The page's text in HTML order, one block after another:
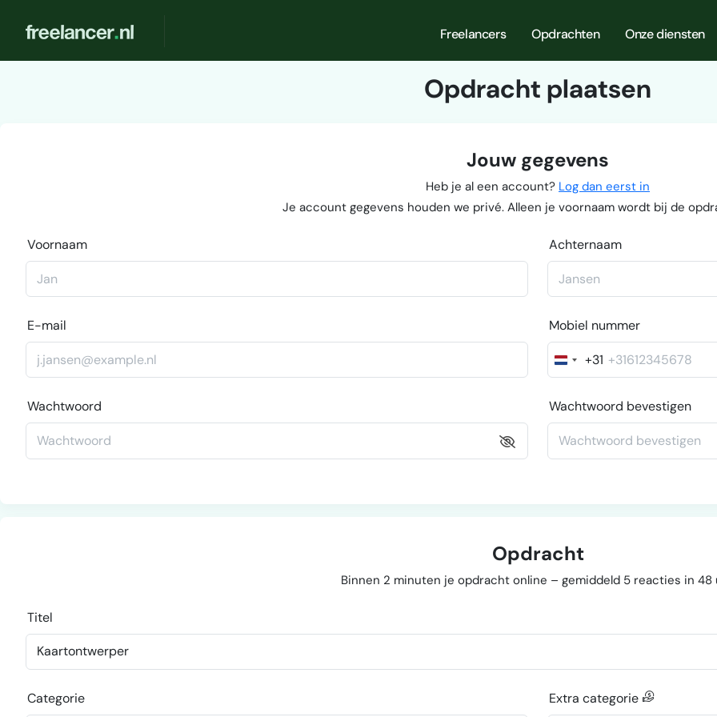
Freelancers Opdrachten Onze diensten
Opdracht plaatsen
Jouw gegevens
Heb je al een account? Log dan eerst in
Je account gegevens houden we privé. Alleen je voornaam wordt bij de
Voornaam Achternaam
E-mail Mobiel nummer
Nederland
+31
+31
Wachtwoord Wachtwoord bevestigen
Opdracht
Binnen 2 minuten je opdracht online – gemiddeld 5 reacties in 48
Titel
Categorie Extra categorie